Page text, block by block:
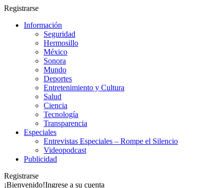
Registrarse
Información
Seguridad
Hermosillo
México
Sonora
Mundo
Deportes
Entretenimiento y Cultura
Salud
Ciencia
Tecnología
Transparencia
Especiales
Entrevistas Especiales – Rompe el Silencio
Videopodcast
Publicidad
Registrarse
¡Bienvenido!Ingrese a su cuenta